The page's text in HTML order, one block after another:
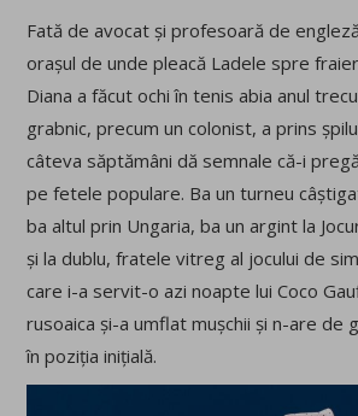
Fată de avocat și profesoară de
orașul de unde pleacă Ladele spre
Diana a făcut ochi în tenis abia anul
grabnic, precum un colonist, a prins
câteva săptămâni dă semnale că-i
pe fetele populare. Ba un turneu
ba altul prin Ungaria, ba un argint la
și la dublu, fratele vitreg al jocului de
care i-a servit-o azi noapte lui Coco
rusoaica și-a umflat mușchii și n-are de
în poziția inițială.